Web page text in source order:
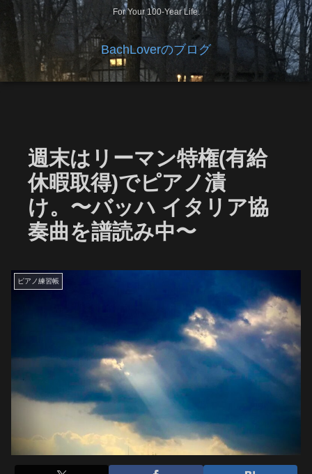
For Your 100-Year Life.
BachLoverのブログ
週末はリーマン特権(有給
休暇取得)でピアノ漬
け。〜バッハ イタリア協
奏曲を譜読み中〜
ピアノ練習帳